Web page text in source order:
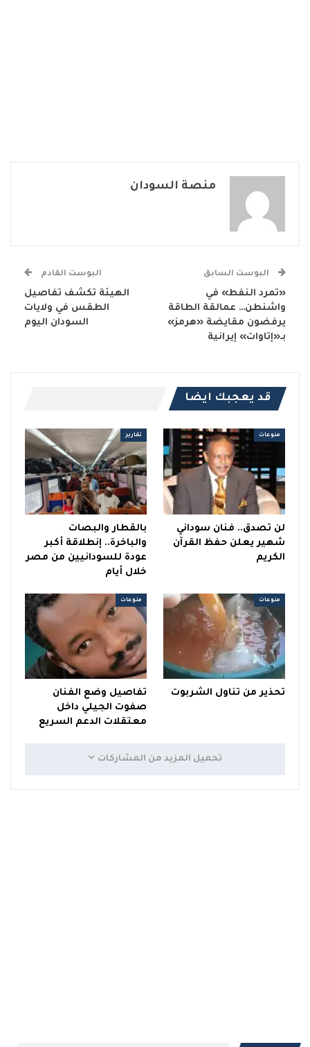
منصة السودان
البوست السابق
«تمرد النفط» في
واشنطن… عمالقة الطاقة
يرفضون مقايضة «هرمز»
بـ«إتاوات» إيرانية
البوست القادم
الهيئة تكشف تفاصيل
الطقس في ولايات
السودان اليوم
قد يعجبك ايضا
منوعات
لن تصدق.. فنان سوداني
شهير يعلن حفظ القرآن
الكريم
تقارير
بالقطار والبصات
والباخرة.. إنطلاقة أكبر
عودة للسودانيين من مصر
خلال أيام
منوعات
تحذير من تناول الشربوت
منوعات
تفاصيل وضع الفنان
صفوت الجيلي داخل
معتقلات الدعم السريع
تحميل المزيد من المشاركات